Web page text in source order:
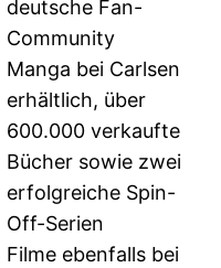
deutsche Fan-
Community
Manga bei Carlsen
erhältlich, über
600.000 verkaufte
Bücher sowie zwei
erfolgreiche Spin-
Off-Serien
Filme ebenfalls bei